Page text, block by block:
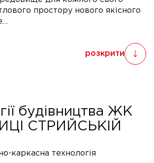
простору нового якісного
розкрити
будівництва ЖК
СТРИЙСЬКІЙ
каркасна технологія